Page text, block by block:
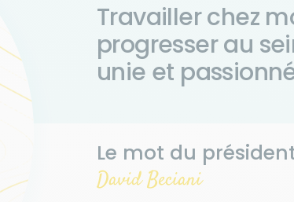
Travailler chez
progresser au
unie et
Le mot du
David Beciani